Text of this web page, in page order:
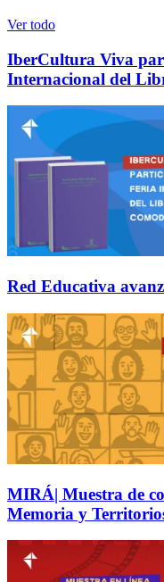
Ver todo
IberCultura Viva
Internacional del
Red Educativa
MIRÁ| Muestra de
Memoria y